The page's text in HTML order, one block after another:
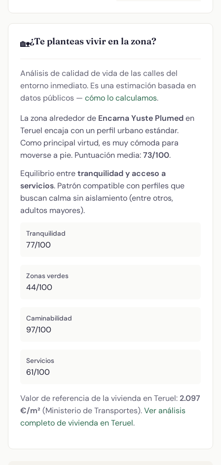
🏡¿Te planteas vivir en la zona?
Análisis de calidad de vida de las calles del
entorno inmediato. Es una estimación basada en
datos públicos — cómo lo calculamos.
La zona alrededor de Encarna Yuste Plumeden
Teruel encaja con un perfil urbano estándar.
Como principal virtud, es muy cómoda para
moverse a pie. Puntuación media:73/100.
Equilibrio entretranquilidad y acceso a
servicios. Patrón compatible con perfiles que
buscan calma sin aislamiento (entre otros,
adultos mayores).
Tranquilidad
77/100
Zonas verdes
44/100
Caminabilidad
97/100
Servicios
61/100
Valor de referencia de la vivienda en Teruel: 2.097
€/m² (Ministerio de Transportes).Ver análisis
completo de vivienda en Teruel.